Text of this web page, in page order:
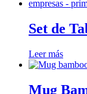
Set de
Leer más
Mug